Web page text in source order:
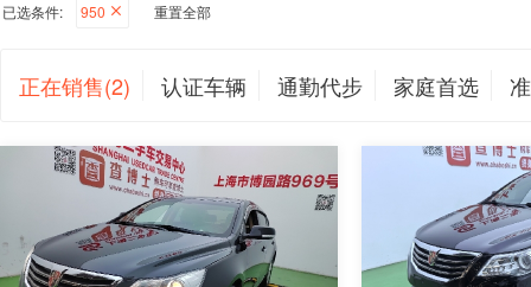
已选条件: 950 重置全部
正在销售(2) 认证车辆 通勤代步 家庭首选